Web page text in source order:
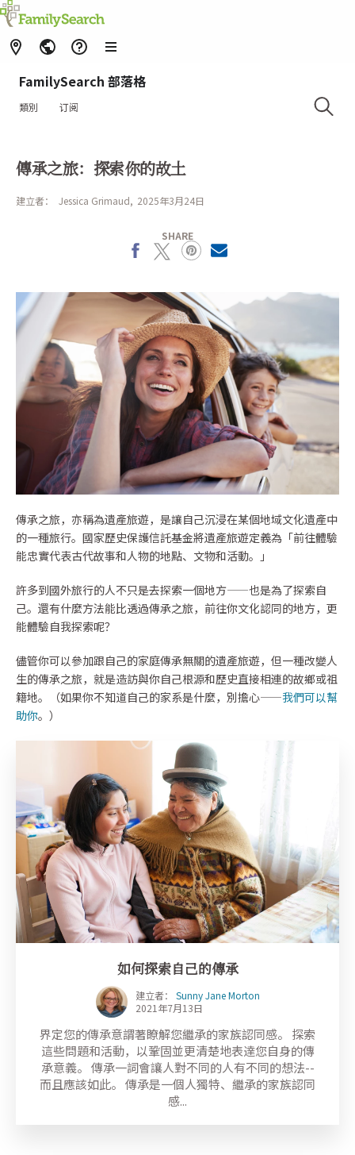
FamilySearch 部落格
類別 订阅
傳承之旅：探索你的故土
建立者： Jessica Grimaud 2025年3月24日
SHARE
X
傳承之旅，亦稱為遺產旅遊，是讓自己沉浸在某個地域文化遺產中
的一種旅行。國家歷史保護信託基金將遺產旅遊定義為「前往體驗
能忠實代表古代故事和人物的地點、文物和活動。」
許多到國外旅行的人不只是去探索一個地方——也是為了探索自
己。還有什麼方法能比透過傳承之旅，前往你文化認同的地方，更
能體驗自我探索呢？
儘管你可以參加跟自己的家庭傳承無關的遺產旅遊，但一種改變人
生的傳承之旅，就是造訪與你自己根源和歷史直接相連的故鄉或祖
籍地。（如果你不知道自己的家系是什麼，別擔心——我們可以幫
助你。）
如何探索自己的傳承
建立者： Sunny Jane Morton
2021年7月13日
界定您的傳承意謂著瞭解您繼承的家族認同感。 探索
這些問題和活動，以鞏固並更清楚地表達您自身的傳
承意義。 傳承一詞會讓人對不同的人有不同的想法--
而且應該如此。 傳承是一個人獨特、繼承的家族認同
感...